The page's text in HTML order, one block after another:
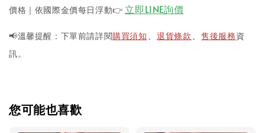
價格｜依國際金價每日浮動👉 立即LINE詢價
📢溫馨提醒：下單前請詳閱購買須知 、退貨條款 、售後服務資
訊。
您可能也喜歡